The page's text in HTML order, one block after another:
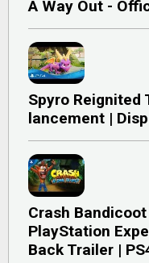
A Way Out -
Spyro Reignited
lancement |
Crash
PlayStation
Back Trailer |